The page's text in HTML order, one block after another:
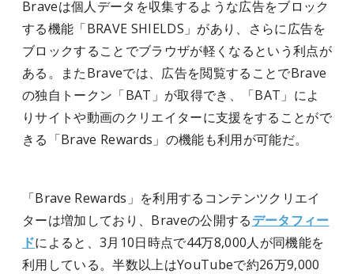
Braveは個人データを収集するような広告をブロック
する機能「BRAVE SHIELDS」があり、さらに広告を
ブロックすることでブラウザが軽くなるという利点が
ある。またBraveでは、広告を閲覧することでBrave
の独自トークン「BAT」が取得でき、「BAT」によ
りサイトや動画のクリエイターに支援をすることがで
きる「Brave Rewards」の機能も利用が可能だ。
「Brave Rewards」を利用するコンテンツクリエイ
ターは増加しており、Braveの公開するデータフィー
ドによると、3月10日時点で44万8,000人が同機能を
利用している。半数以上はYouTubeで約26万9,000